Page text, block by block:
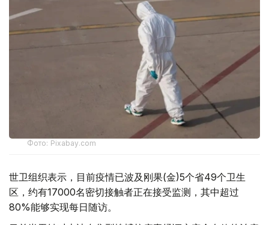
Фото: Pixabay.com
世卫组织表示，目前疫情已波及刚果(金)5个省49个卫生
区，约有17000名密切接触者正在接受监测，其中超过
80%能够实现每日随访。